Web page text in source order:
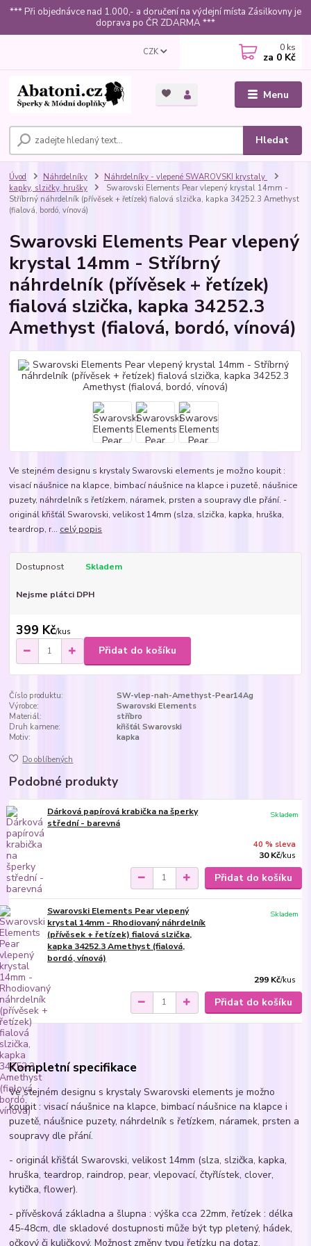
*** Při objednávce nad 1.000,- a doručení na výdejní místa Zásilkovny je
doprava po ČR ZDARMA ***
Menu
CZK
Hledat
0 ks
za 0 Kč
Úvod Náhrdelníky
Náhrdelníky - vlepené SWAROVSKI krystaly
kapky, slzičky, hrušky
Swarovski Elements Pear vlepený krystal 14mm -
Stříbrný náhrdelník (přívěsek + řetízek) fialová slzička, kapka 34252.3 Amethyst
(fialová, bordó, vínová)
Swarovski Elements Pear vlepený
krystal 14mm - Stříbrný
náhrdelník (přívěsek + řetízek)
fialová slzička, kapka 34252.3
Amethyst (fialová, bordó, vínová)
Ve stejném designu s krystaly Swarovski elements je možno koupit :
visací náušnice na klapce, bimbací náušnice na klapce i puzetě, náušnice
puzety, náhrdelník s řetízkem, náramek, prsten a soupravy dle přání. -
originál křišťál Swarovski, velikost 14mm (slza, slzička, kapka, hruška,
teardrop, r... celý popis
Dostupnost Skladem
Nejsme plátci DPH
399 Kč/kus
Přidat do košíku
Číslo produktu:
SW-vlep-nah-Amethyst-Pear14Ag
Výrobce:
Swarovski Elements
Materiál:
stříbro
Druh kamene:
křišťál Swarovski
Motiv:
kapka
Do oblíbených
Podobné produkty
Dárková papírová krabička na šperky
střední - barevná
40 % sleva
30 Kč/kus
Skladem
Přidat do košíku
Swarovski Elements Pear vlepený
krystal 14mm - Rhodiovaný náhrdelník
(přívěsek + řetízek) fialová slzička,
kapka 34252.3 Amethyst (fialová,
bordó, vínová)
299 Kč/kus
Skladem
Přidat do košíku
Kompletní specifikace
Ve stejném designu s krystaly Swarovski elements je možno
koupit : visací náušnice na klapce, bimbací náušnice na klapce i
puzetě, náušnice puzety, náhrdelník s řetízkem, náramek, prsten a
soupravy dle přání.
- originál křišťál Swarovski, velikost 14mm (slza, slzička, kapka,
hruška, teardrop, raindrop, pear, vlepovací, čtyřlístek, clover,
kytička, flower).
- přívěsková základna a šlupna : výška cca 22mm, řetízek : délka
45-48cm, dle skladové dostupnosti může být typ pletený, hádek,
očkový či kuličkový. Možnost změny typu řetízku na dotaz.